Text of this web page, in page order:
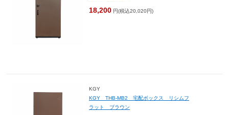
18,200 円(税込20,020円)
KGY
KGY THB-MB2 宅配ボックス リシムフ
ラット ブラウン